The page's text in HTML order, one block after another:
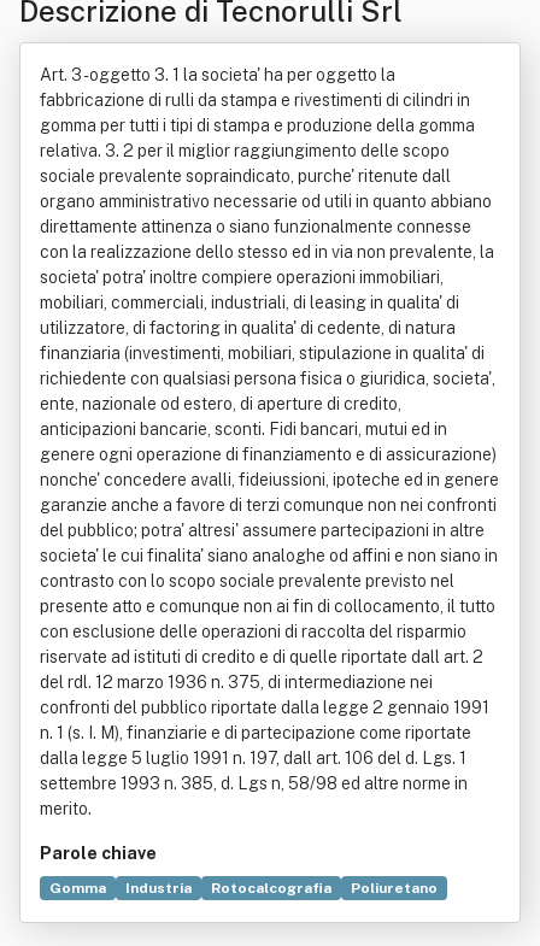
Descrizione di Tecnorulli Srl
Art. 3 - oggetto 3. 1 la societa' ha per oggetto la
fabbricazione di rulli da stampa e rivestimenti di cilindri in
gomma per tutti i tipi di stampa e produzione della gomma
relativa. 3. 2 per il miglior raggiungimento delle scopo
sociale prevalente sopraindicato, purche' ritenute dall
organo amministrativo necessarie od utili in quanto abbiano
direttamente attinenza o siano funzionalmente connesse
con la realizzazione dello stesso ed in via non prevalente, la
societa' potra' inoltre compiere operazioni immobiliari,
mobiliari, commerciali, industriali, di leasing in qualita' di
utilizzatore, di factoring in qualita' di cedente, di natura
finanziaria (investimenti, mobiliari, stipulazione in qualita' di
richiedente con qualsiasi persona fisica o giuridica, societa',
ente, nazionale od estero, di aperture di credito,
anticipazioni bancarie, sconti. Fidi bancari, mutui ed in
genere ogni operazione di finanziamento e di assicurazione)
nonche' concedere avalli, fideiussioni, ipoteche ed in genere
garanzie anche a favore di terzi comunque non nei confronti
del pubblico; potra' altresi' assumere partecipazioni in altre
societa' le cui finalita' siano analoghe od affini e non siano in
contrasto con lo scopo sociale prevalente previsto nel
presente atto e comunque non ai fin di collocamento, il tutto
con esclusione delle operazioni di raccolta del risparmio
riservate ad istituti di credito e di quelle riportate dall art. 2
del rdl. 12 marzo 1936 n. 375, di intermediazione nei
confronti del pubblico riportate dalla legge 2 gennaio 1991
n. 1 (s. I. M), finanziarie e di partecipazione come riportate
dalla legge 5 luglio 1991 n. 197, dall art. 106 del d. Lgs. 1
settembre 1993 n. 385, d. Lgs n, 58/98 ed altre norme in
merito.
Parole chiave
Gomma Industria Rotocalcografia
Poliuretano